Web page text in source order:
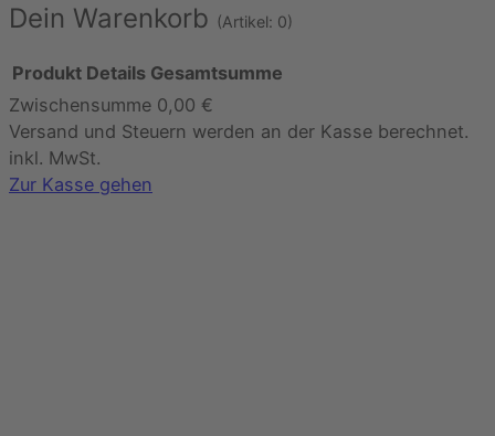
Dein Warenkorb (Artikel: 0)
Produkte
im
Warenkorb
Produkt Details Gesamtsumme
Zwischensumme 0,00 €
Versand und Steuern werden an der Kasse berechnet.
inkl. MwSt.
Zur Kasse gehen